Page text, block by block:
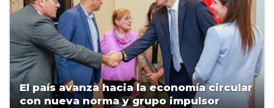
El país avanza hacia la economía circular
con nueva norma y grupo impulsor